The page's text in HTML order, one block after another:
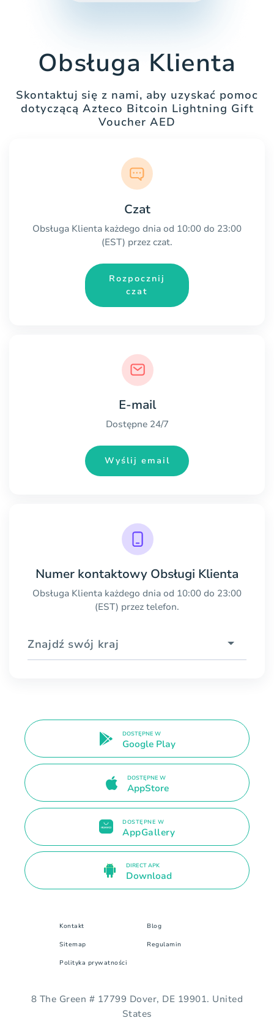
Obsługa Klienta
Skontaktuj się z nami, aby uzyskać pomoc
dotyczącą Azteco Bitcoin Lightning Gift
Voucher AED
Czat
Obsługa Klienta każdego dnia od 10:00 do 23:00
(EST) przez czat.
Rozpocznij
czat
E-mail
Dostępne 24/7
Wyślij email
Numer kontaktowy Obsługi Klienta
Obsługa Klienta każdego dnia od 10:00 do 23:00
(EST) przez telefon.
Znajdź swój kraj
DOSTĘPNE W
Google Play
DOSTĘPNE W
AppStore
DOSTĘPNE W
AppGallery
DIRECT APK
Download
Kontakt Blog
Sitemap Regulamin
Polityka prywatności
8 The Green # 17799 Dover, DE 19901. United
States